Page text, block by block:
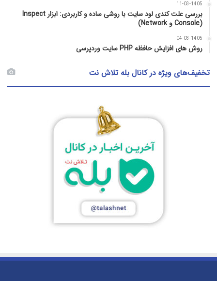
11-03-1405
بررسی علت کندی لود سایت با روشی ساده و کاربردی: ابزار Inspect
(Console و Network)
04-03-1405
روش‌ های افزایش حافظه PHP سایت وردپرسی
تخفیف‌های ویژه در کانال بله تلاش نت